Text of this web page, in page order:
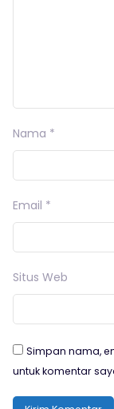
Nama *
Email *
Situs Web
Simpan nama,
untuk komentar